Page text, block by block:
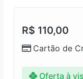
R$ 110,00
Cartão de
Oferta à